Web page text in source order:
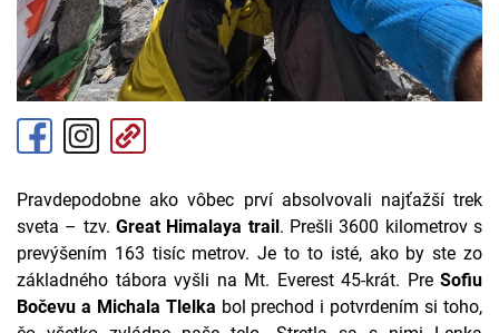
Pravdepodobne ako vôbec prví absolvovali najťažší trek
sveta – tzv. Great Himalaya trail . Prešli 3600 kilometrov s
prevýšením 163 tisíc metrov. Je to to isté, ako by ste zo
základného tábora vyšli na Mt. Everest 45-krát. PreSofiu
Bočevu a Michala Tlelka bol prechod i potvrdením si toho,